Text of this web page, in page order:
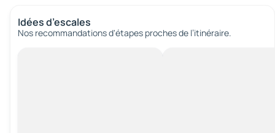
Idées d’escales
Nos recommandations d'étapes proches de l’itinéraire.